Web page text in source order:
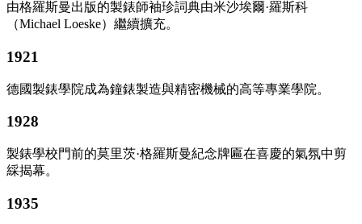
由格羅斯曼出版的製錶師袖珍詞典由米沙埃爾·羅斯科
（Michael Loeske）繼續擴充。
1921
德國製錶學院成為鐘錶製造與精密機械的高等專業學院。
1928
製錶學校門前的莫里茨·格羅斯曼紀念牌匾在喜慶的氣氛中剪
綵揭幕。
1935